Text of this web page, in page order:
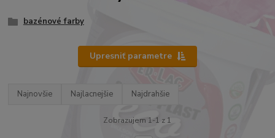
bazénové farby
Upresniť parametre
Najnovšie Najlacnejšie Najdrahšie
Zobrazujem 1-1 z 1